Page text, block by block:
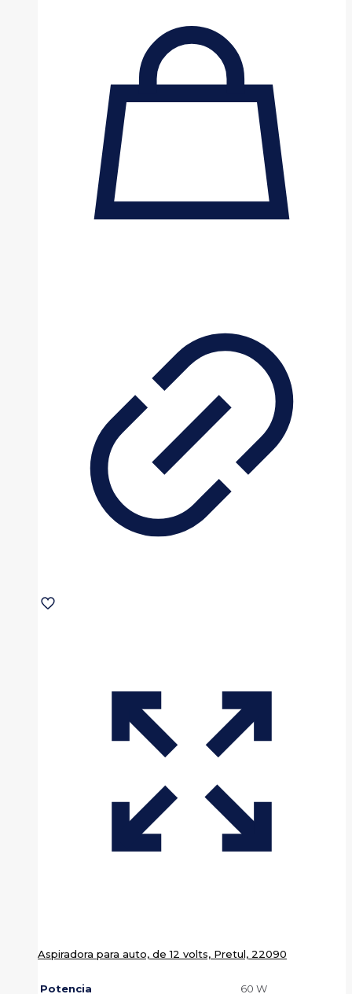
Aspiradora para auto, de 12 volts, Pretul, 22090
Potencia
60 W